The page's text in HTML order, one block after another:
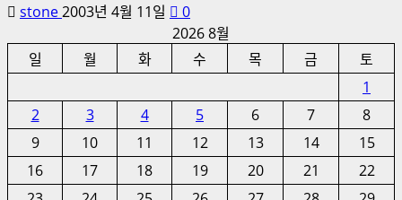
stone2003년 4월 11일
0
2026 8월
일
월 화 수 목 금
토
1
2
3 4 5 6 7
8
9
10 11 12 13 14
15
16
17 18 19 20 21
22